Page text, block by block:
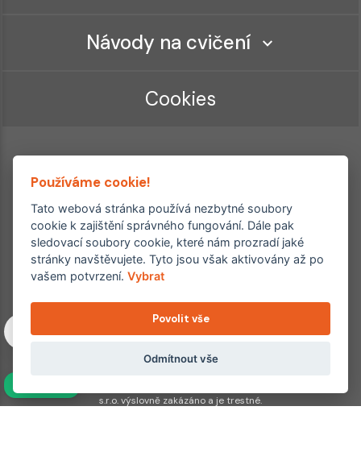
Návody na cvičení
Cookies
Ordinace roku
Rehabilitační ordinace
2. místo – 2017/2019
Copyright © 2011–2026 FYZIOklinika s.r.o.
Machkova 1642/2, Praha 4, Jižní Město – Chodov
Všechna práva vyhrazena. Jakékoliv užití obsahu či jeho částí
s.r.o. výslovně zakázáno a je trestné.
Používáme cookie!
Tato webová stránka používá nezbytné soubory
cookie k zajištění správného fungování. Dále pak
sledovací soubory cookie, které nám prozradí jaké
stránky navštěvujete. Tyto jsou však aktivovány až po
vašem potvrzení.Vybrat
Povolit vše
Odmítnout vše